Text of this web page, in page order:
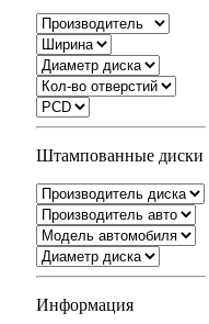
Штампованные диски
Информация